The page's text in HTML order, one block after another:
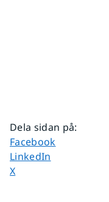
Dela sidan på:
Dela sidan på
Facebook
Dela sidan på
LinkedIn
Dela sidan på
X